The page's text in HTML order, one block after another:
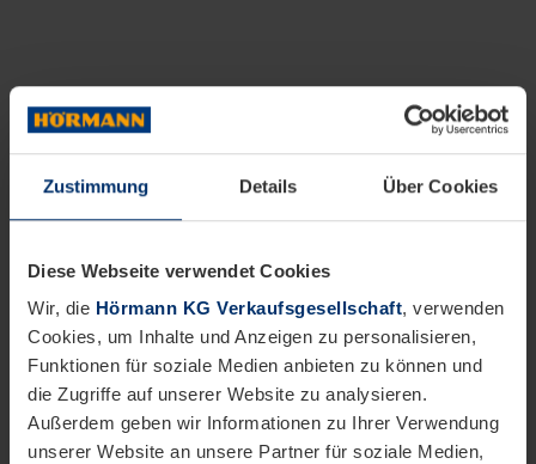
Zustimmung Details Über Cookies
Diese Webseite verwendet Cookies
Wir, die Hörmann KG Verkaufsgesellschaft, verwenden
Cookies, um Inhalte und Anzeigen zu personalisieren,
Funktionen für soziale Medien anbieten zu können und
die Zugriffe auf unserer Website zu analysieren.
Außerdem geben wir Informationen zu Ihrer Verwendung
unserer Website an unsere Partner für soziale Medien,